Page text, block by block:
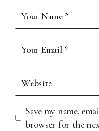
Save my name,
browser for the